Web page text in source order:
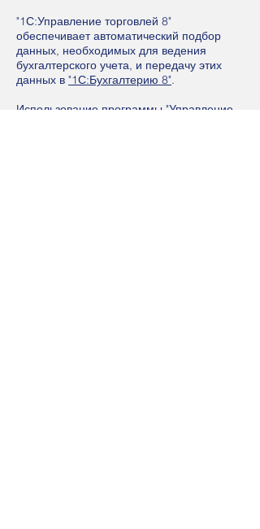
"1С:Управление торговлей 8"
обеспечивает автоматический подбор
данных, необходимых для ведения
бухгалтерского учета, и передачу этих
данных в "1С:Бухгалтерию 8".
Использование программы "Управление